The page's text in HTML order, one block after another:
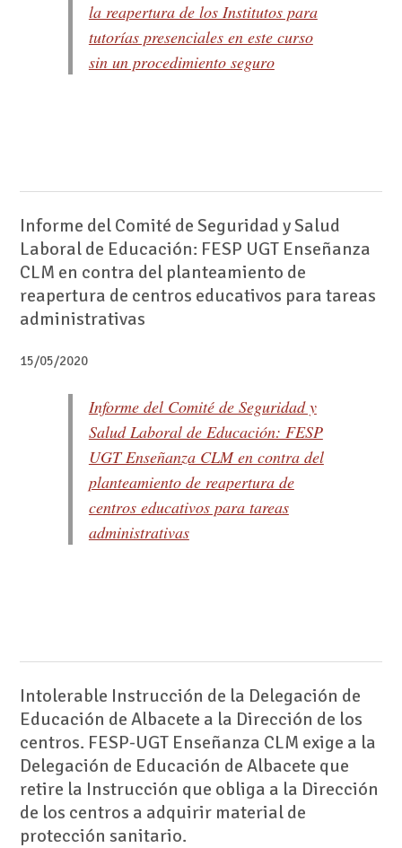
la reapertura de los Institutos para
tutorías presenciales en este curso
sin un procedimiento seguro
Informe del Comité de Seguridad y Salud
Laboral de Educación: FESP UGT Enseñanza
CLM en contra del planteamiento de
reapertura de centros educativos para tareas
administrativas
15/05/2020
Informe del Comité de Seguridad y
Salud Laboral de Educación: FESP
UGT Enseñanza CLM en contra del
planteamiento de reapertura de
centros educativos para tareas
administrativas
Intolerable Instrucción de la Delegación de
Educación de Albacete a la Dirección de los
centros. FESP-UGT Enseñanza CLM exige a la
Delegación de Educación de Albacete que
retire la Instrucción que obliga a la Dirección
de los centros a adquirir material de
protección sanitario.